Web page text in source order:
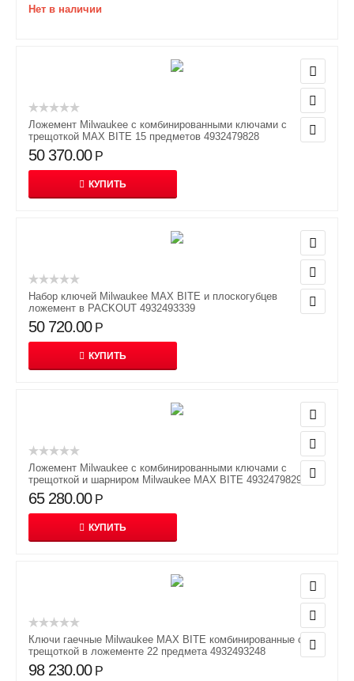
Нет в наличии
Ложемент Milwaukee с комбинированными ключами с
трещоткой MAX BITE 15 предметов 4932479828
50 370.00 Р
КУПИТЬ
Набор ключей Milwaukee MAX BITE и плоскогубцев
ложемент в PACKOUT 4932493339
50 720.00 Р
КУПИТЬ
Ложемент Milwaukee с комбинированными ключами с
трещоткой и шарниром Milwaukee MAX BITE 4932479829
65 280.00 Р
КУПИТЬ
Ключи гаечные Milwaukee MAX BITE комбинированные с
трещоткой в ложементе 22 предмета 4932493248
98 230.00 Р